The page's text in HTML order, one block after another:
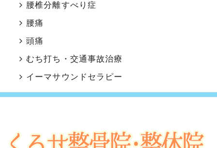
腰椎分離すべり症
腰痛
頭痛
むち打ち・交通事故治療
イーマサウンドセラピー